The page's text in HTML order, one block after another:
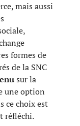
mais aussi
formes de
de la SNC
sur la
une option
ce choix est
réfléchi.